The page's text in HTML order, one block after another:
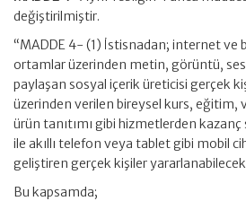
değiştirilmiştir.
“MADDE 4- (1) İstisnadan; internet ve
ortamlar üzerinden metin, görüntü,
paylaşan sosyal içerik üreticisi gerçek
üzerinden verilen bireysel kurs, eğitim,
ürün tanıtımı gibi hizmetlerden
ile akıllı telefon veya tablet gibi mobil
geliştiren gerçek kişiler
Bu kapsamda;